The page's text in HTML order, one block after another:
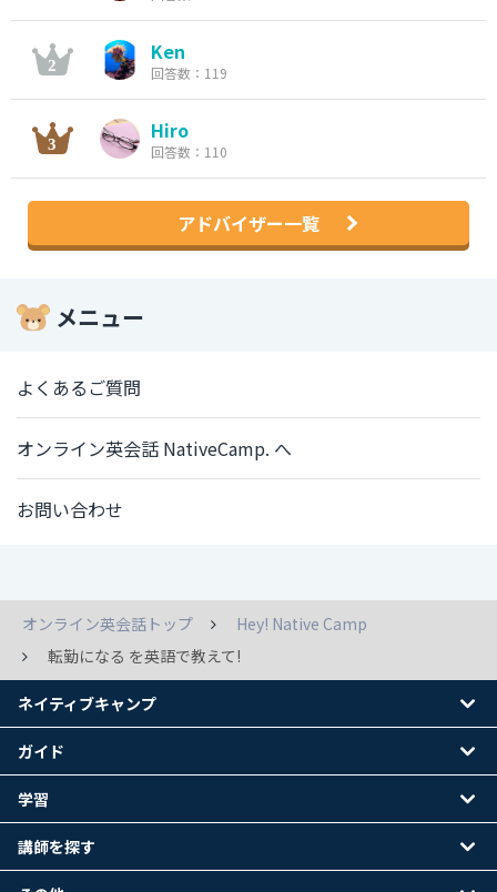
Ken
回答数：119
Hiro
回答数：110
アドバイザー一覧
メニュー
よくあるご質問
オンライン英会話 NativeCamp. へ
お問い合わせ
オンライン英会話トップ
Hey! Native Camp
転勤になる を英語で教えて!
ネイティブキャンプ
ガイド
学習
講師を探す